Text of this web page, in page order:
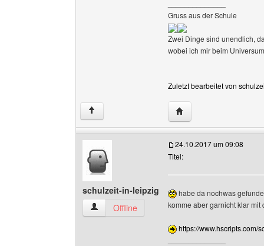
Gruss aus der Schule
Zwei Dinge sind unendlich,
wobei ich mir beim
Zuletzt bearbeitet von
↑ Website dieses
schulzeit-in-leipzig
schulzeit-in-leipzig Benutzer-Profile anzeigen
Offline
24.10.2017 um 09:08
Titel:
habe da nochwas
komme aber garnicht klar
https://www.hscripts.com/